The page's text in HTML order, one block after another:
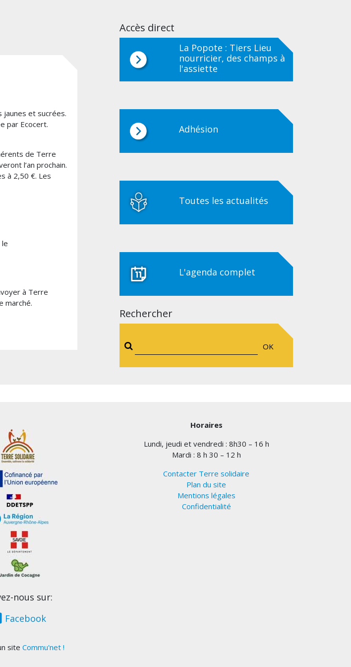
jaunes et sucrées.
par Ecocert.
de Terre
l’an prochain.
à 2,50 €. Les
à Terre
marché.
Accès direct
La Popote : Tiers Lieu
nourricier, des champs à
l'assiette
Adhésion
Toutes les actualités
L'agenda complet
Rechercher
OK
nous sur:
Facebook
Horaires
Lundi, jeudi et vendredi : 8h30 – 16 h
Mardi : 8 h 30 – 12 h
Contacter Terre solidaire
Plan du site
Mentions légales
Confidentialité
site Commu'net !